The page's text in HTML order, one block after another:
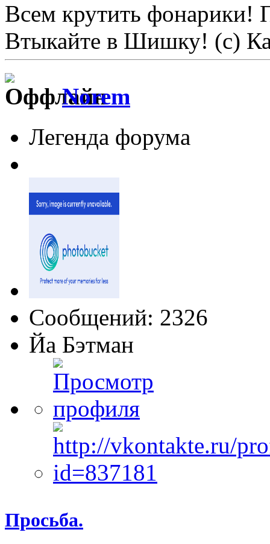
Всем крутить фонарики!
Втыкайте в Шишку! (с)
Norem
Легенда форума
Сообщений: 2326
Йа Бэтман
Просьба.